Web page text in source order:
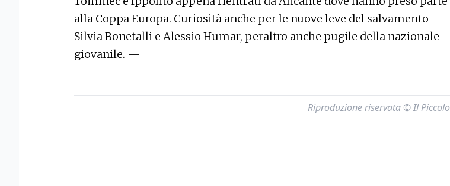
alla Coppa Europa. Curiosità anche per le nuove leve del salvamento
Silvia Bonetalli e Alessio Humar, peraltro anche pugile della nazionale
giovanile. —
Riproduzione riservata © Il Piccolo